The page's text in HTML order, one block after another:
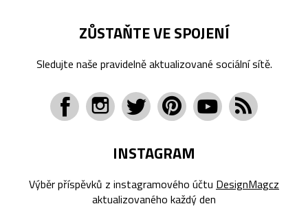
ZŮSTAŇTE VE SPOJENÍ
Sledujte naše pravidelně aktualizované sociální sítě.
INSTAGRAM
Výběr příspěvků z instagramového účtu DesignMagcz
aktualizovaného každý den